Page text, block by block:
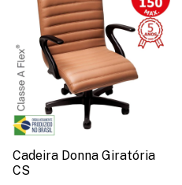
Cadeira Donna Giratória
CS